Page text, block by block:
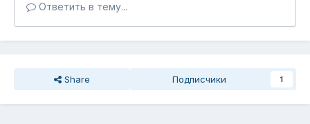
Ответить в тему...
Share Подписчики 1